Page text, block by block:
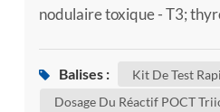
nodulaire toxique - T3;
triiodothyronine (T3) est
Balises :
Kit De Test
Dosage Du Réactif POCT